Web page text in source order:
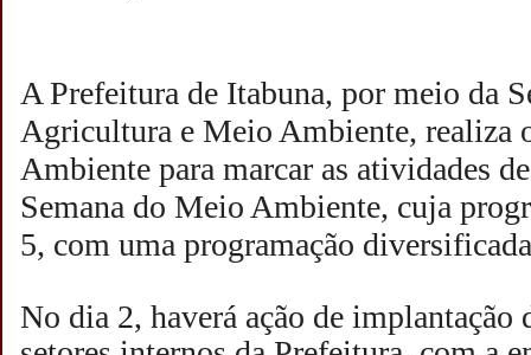
A Prefeitura de Itabuna, por meio da
Agricultura e Meio Ambiente, realiza
Ambiente para marcar as atividades
Semana do Meio Ambiente, cuja
5, com uma programação
No dia 2, haverá ação de implantação